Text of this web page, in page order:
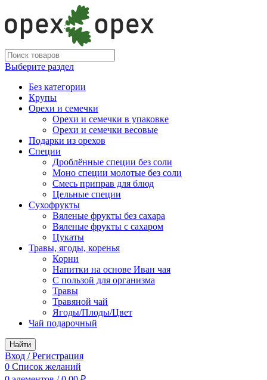
Выберите раздел
Без категории
Крупы
Орехи и семечки
Орехи и семечки в упаковке
Орехи и семечки весовые
Подарки из орехов
Специи
Дроблённые специи без соли
Моно специи молотые без соли
Смесь приправ для блюд
Цельные специи
Сухофрукты
Вяленые фрукты без сахара
Вяленые фрукты с сахаром
Цукаты
Травы, ягоды, коренья
Корни
Напитки на основе Иван чая
С пользой для организма
Травы
Травяной чай
Ягоды/Плоды/Цвет
Чай подарочный
Найти
Вход / Регистрация
0 Список желаний